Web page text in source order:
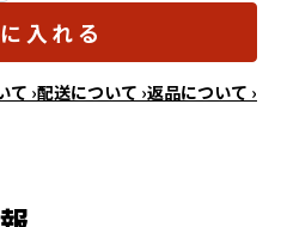
入れる
て ›配送について ›返品について ›